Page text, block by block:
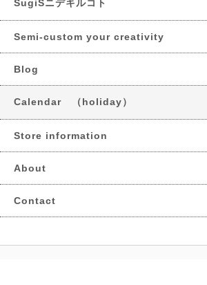
SugiSニデキルコト
Semi-custom your creativity
Blog
Calendar （holiday）
Store information
About
Contact